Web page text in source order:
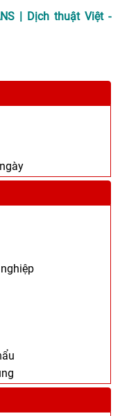
| Dịch thuật Việt -